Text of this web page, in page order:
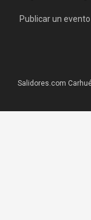
Publicar un evento
Salidores.com